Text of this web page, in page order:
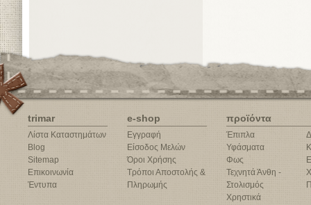
trimar
Λίστα Καταστημάτων
Blog
Sitemap
Επικοινωνία
Έντυπα
e-shop
Εγγραφή
Είσοδος Μελών
Όροι Χρήσης
Τρόποι Αποστολής &
Πληρωμής
προϊόντα
Έπιπλα
Υφάσματα
Φως
Τεχνητά Άνθη -
Στολισμός
Χρηστικά